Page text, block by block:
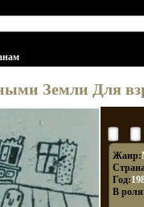
Земли Для
Жанр:
Год:
В